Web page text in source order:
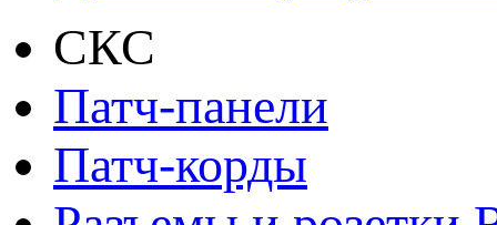
СКС
Патч-панели
Патч-корды